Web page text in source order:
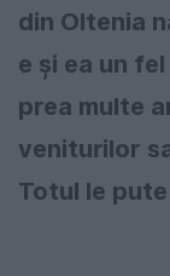
din Oltenia
e și ea un
prea multe
veniturilor
Totul le pute